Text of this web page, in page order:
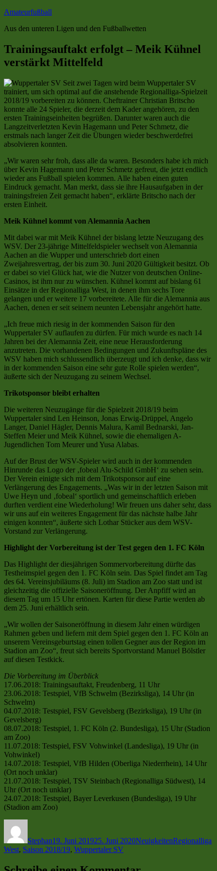
Zum
springen
Amateurfußball
Aus den unteren Ligen und den Fußballwetten
Trainingsauftakt erfolgt – Meik Kühnel
verstärkt Mittelfeld
Seit zwei Tagen wird beim Wuppertaler SV
trainiert, um sich optimal auf die anstehende Regionalliga-Spielzeit
2018/19 vorbereiten zu können. Cheftrainer Christian Britscho
konnte alle 24 Spieler, die derzeit dem Kader angehören, zu den
ersten Trainingseinheiten begrüßen. Darunter waren auch die
Langzeitverletzten Kevin Hagemann und Peter Schmetz, die
erstmals nach langer Zeit die Übungen wieder beschwerdefrei
absolvieren konnten.
„Wir waren sehr froh, dass alle da waren. Besonders habe ich mich
über Kevin Hagemann und Peter Schmetz gefreut, die jetzt endlich
wieder ans Fußball spielen kommen. Alle haben einen guten
Eindruck gemacht. Man merkt, dass sie ihre Hausaufgaben in der
trainingsfreien Zeit gemacht haben“, erklärte Britscho nach der
ersten Einheit.
Meik Kühnel kommt von Alemannia Aachen
Mit dabei war mit Meik Kühnel der bislang letzte Neuzugang des
WSV. Der 23-jährige Mittelfeldspieler wechselt von Alemannia
Aachen an die Wupper und unterschrieb dort einen
Zweijahresvertrag, der bis zum 30. Juni 2020 Gültigkeit besitzt. Ob
er dabei so viel Glück hat, wie die Nutzer von deutschen Online-
Casinos, ist ihm nur zu wünschen. Kühnel kommt auf bislang 61
Einsätze in der Regionalliga West, in denen ihm sechs Tore
gelangen und er weitere 17 vorbereitete. Alle für die Alemannia aus
Aachen, denen er seit seinem neunten Lebensjahr angehört hatte.
„Ich freue mich riesig in der kommenden Saison für den
Wuppertaler SV auflaufen zu dürfen. Für mich wurde es nach 14
Jahren bei der Alemannia Zeit, eine neue Herausforderung
anzutreten. Die vorhandenen Bedingungen und Zukunftspläne des
WSV haben mich schlussendlich überzeugt und ich denke, dass wir
in der kommenden Saison eine sehr gute Rolle spielen werden“,
äußerte sich der Neuzugang zu seinem Wechsel.
Trikotsponsor bleibt erhalten
Die weiteren Neuzugänge für die Spielzeit 2018/19 beim
Wuppertaler sind Len Heinson, Jonas Erwig-Drüppel, Angelo
Langer, Daniel Hägler, Dennis Malura, Kamil Bednarski, Jan-
Steffen Meier und Meik Kühnel, sowie die ehemaligen A-
Jugendlichen Tom Meurer und Yusa Alabas.
Auf der Brust der WSV-Spieler wird auch in der kommenden
Hinrunde das Logo der ‚fobeal Alu-Schild GmbH‘ zu sehen sein.
Der Verein einigte sich mit dem Trikotsponsor auf eine
Verlängerung des Engagements. „Was wir in der letzten Saison mit
Uwe Heyn und ‚fobeal‘ sportlich und gemeinschaftlich erleben
durften verdient eine Wiederholung! Wir freuen uns daher sehr, dass
wir uns auf ein weiteres Engagement für das nächste halbe Jahr
einigen konnten“, äußerte sich Lothar Stücker aus dem WSV-
Vorstand zur Verlängerung.
Highlight der Vorbereitung ist der Test gegen den 1. FC Köln
Das Highlight der diesjährigen Sommervorbereitung dürfte das
Testheimspiel gegen den 1. FC Köln sein. Das Spiel findet am Tag
des 64. Vereinsjubiläums (8. Juli) im Stadion am Zoo statt und ist
gleichzeitig die offizielle Saisoneröffnung. Der Anpfiff wird an
diesem Tag um 15 Uhr ertönen. Karten für diese Partie werden ab
dem 25. Juni erhältlich sein.
„Wir wollen der Saisoneröffnung in diesem Jahr einen würdigen
Rahmen geben und liefern mit dem Spiel gegen den 1. FC Köln an
unserem Vereinsgeburtstag einen tollen Gegner aus der Region im
Stadion am Zoo“, freut sich bereits Sportvorstand Manuel Bölstler
auf diesen Testkick.
Die Vorbereitung im Überblick
17.06.2018: Trainingsauftakt, Freudenberg, 11 Uhr
23.06.2018: Testspiel, VfB Schwelm (Bezirksliga), 14 Uhr (in
Schwelm)
04.07.2018: Testspiel, FSV Gevelsberg (Bezirksliga), 19 Uhr (in
Gevelsberg)
08.07.2018: Testspiel, 1. FC Köln (2. Bundesliga), 15 Uhr (Stadion
am Zoo)
11.07.2018: Testspiel, FSV Vohwinkel (Landesliga), 19 Uhr (in
Vohwinkel)
14.07.2018: Testspiel, VfB Hilden (Oberliga Niederrhein), 14 Uhr
(Ort noch unklar)
21.07.2018: Testspiel, TSV Steinbach (Regionalliga Südwest), 14
Uhr (Ort noch unklar)
24.07.2018: Testspiel, Bayer Leverkusen (Bundesliga), 19 Uhr
(Stadion am Zoo)
Stephan19. Juni 201925. Juni 2020NeuigkeitenRegionalliga
West, Saison 2018/19, Wuppertaler SV